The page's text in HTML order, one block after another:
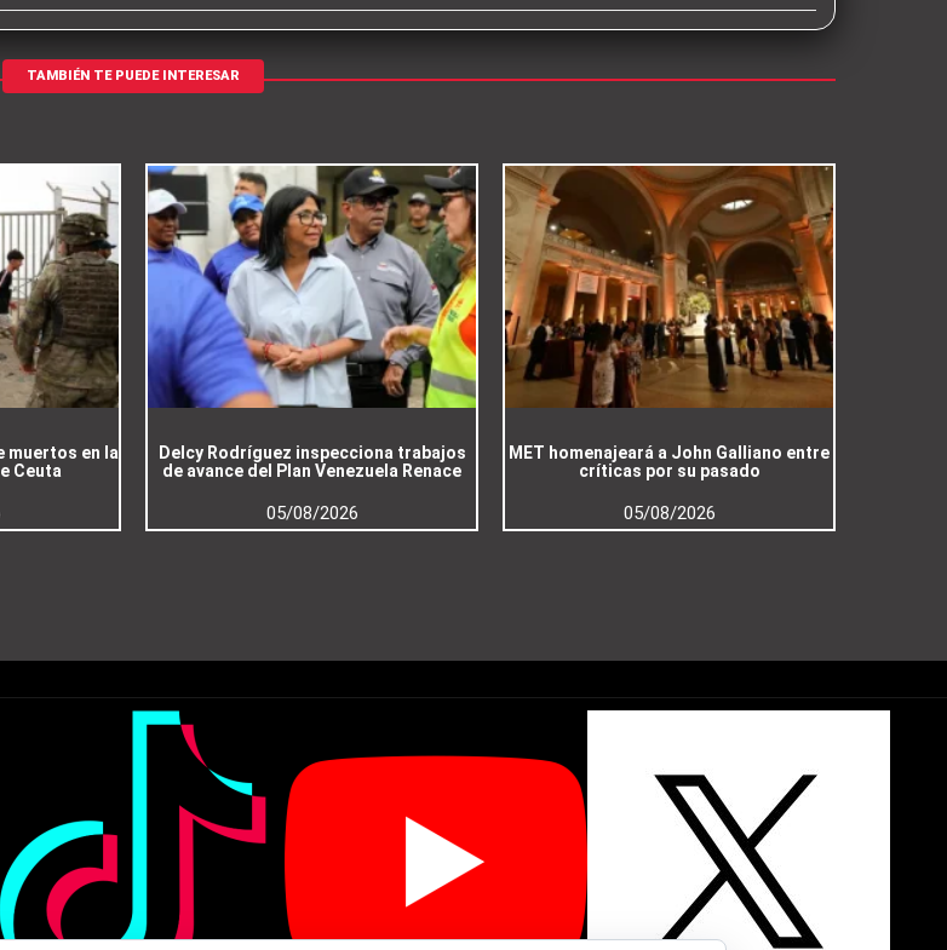
TAMBIÉN TE PUEDE INTERESAR
muertos en la
Ceuta
Delcy Rodríguez inspecciona trabajos
de avance del Plan Venezuela Renace
05/08/2026
MET homenajeará a John Galliano entre
críticas por su pasado
05/08/2026